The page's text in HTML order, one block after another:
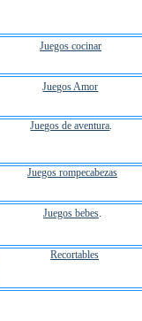
Juegos cocinar
Juegos Amor
Juegos de aventura.
Juegos rompecabezas
Juegos bebes.
Recortables